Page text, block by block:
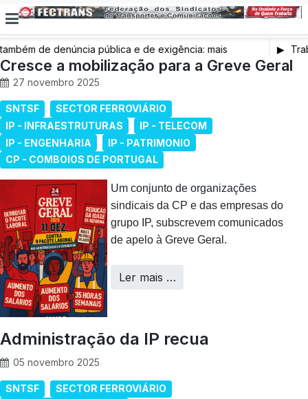
de denúncia pública e de exigência: mais
mais condições de trabalho e mais SNS
Cresce a mobilização para a Greve Geral
27 novembro 2025
SNTSF
SECTOR FERROVIÁRIO
IP - INFRAESTRUTURAS
IP - TELECOM
IP - ENGENHARIA
IP - PATRIMONIO
CP - COMBOIOS DE PORTUGAL
Um conjunto de organizações
sindicais da CP e das empresas do
grupo IP, subscrevem comunicados
de apelo à Greve Geral.
Ler mais …
Administração da IP recua
05 novembro 2025
SNTSF
SECTOR FERROVIÁRIO